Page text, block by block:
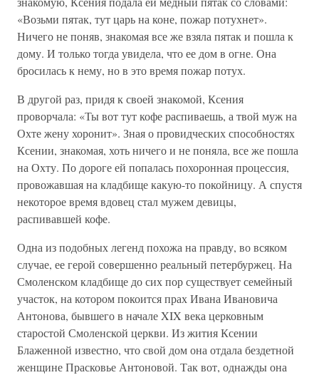
«Возьми пятак, тут царь на коне, пожар потухнет».
Ничего не поняв, знакомая все же взяла пятак и пошла к
дому. И только тогда увидела, что ее дом в огне. Она
бросилась к нему, но в это время пожар потух.
В другой раз, придя к своей знакомой, Ксения
проворчала: «Ты вот тут кофе распиваешь, а твой муж на
Охте жену хоронит». Зная о провидческих способностях
Ксении, знакомая, хоть ничего и не поняла, все же пошла
на Охту. По дороге ей попалась похоронная процессия,
провожавшая на кладбище какую-то покойницу. А спустя
некоторое время вдовец стал мужем девицы,
распивавшей кофе.
Одна из подобных легенд похожа на правду, во всяком
случае, ее герой совершенно реальный петербуржец. На
Смоленском кладбище до сих пор существует семейный
участок, на котором покоится прах Ивана Ивановича
Антонова, бывшего в начале XIX века церковным
старостой Смоленской церкви. Из жития Ксении
Блаженной известно, что свой дом она отдала бездетной
женщине Прасковье Антоновой. Так вот, однажды она